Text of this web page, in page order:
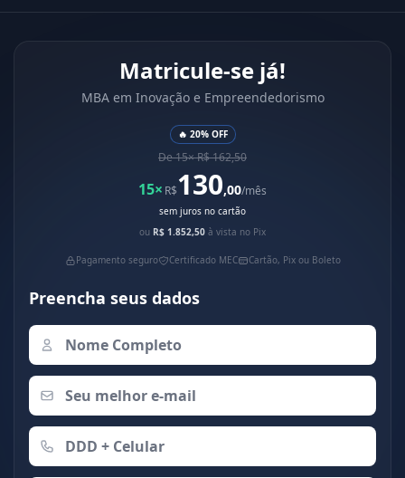
Matricule-se já!
MBA em Inovação e Empreendedorismo
🔥 20% OFF
De 15× R$ 162,50
15× R$130,00/mês
sem juros no cartão
ou R$ 1.852,50 à vista no Pix
Pagamento seguro Certificado MEC Cartão, Pix ou Boleto
Preencha seus dados